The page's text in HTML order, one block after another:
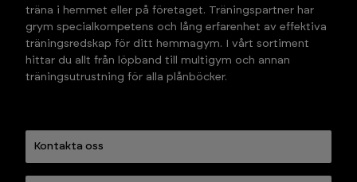
träna i hemmet eller på företaget. Träningspartner har
grym specialkompetens och lång erfarenhet av effektiva
träningsredskap för ditt hemmagym. I vårt sortiment
hittar du allt från löpband till multigym och annan
träningsutrustning för alla plånböcker.
Kontakta oss